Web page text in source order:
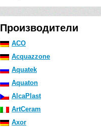
Производители
ACO
Acquazzone
Aquatek
Aquaton
AlcaPlast
ArtCeram
Axor